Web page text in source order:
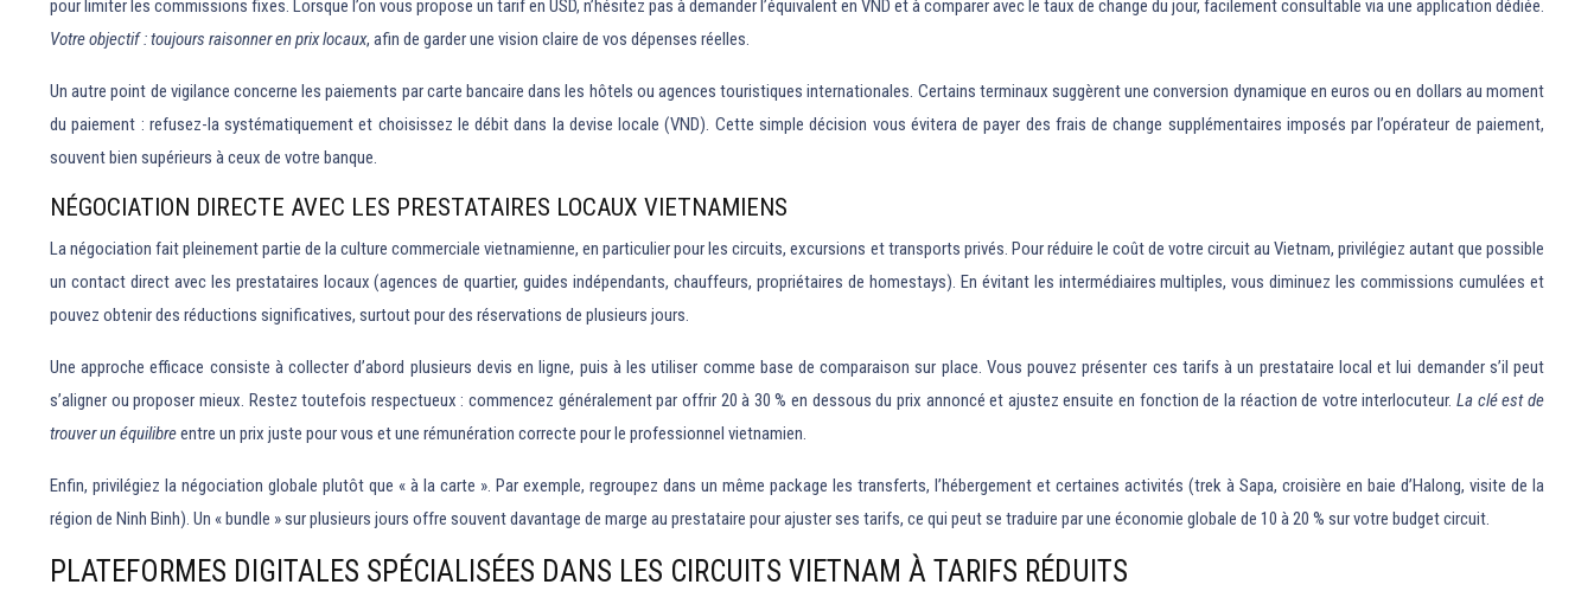
pour limiter les commissions fixes. Lorsque l’on vous propose un tarif en USD, n’hésitez pas à demander l’équivalent en VND et à comparer avec le taux de change du jour, facilement consultable via une application dédiée.
Votre objectif : toujours raisonner en prix locaux, afin de garder une vision claire de vos dépenses réelles.
Un autre point de vigilance concerne les paiements par carte bancaire dans les hôtels ou agences touristiques internationales. Certains terminaux suggèrent une conversion dynamique en euros ou en dollars au moment
du paiement : refusez-la systématiquement et choisissez le débit dans la devise locale (VND). Cette simple décision vous évitera de payer des frais de change supplémentaires imposés par l’opérateur de paiement,
souvent bien supérieurs à ceux de votre banque.
NÉGOCIATION DIRECTE AVEC LES PRESTATAIRES LOCAUX VIETNAMIENS
La négociation fait pleinement partie de la culture commerciale vietnamienne, en particulier pour les circuits, excursions et transports privés. Pour réduire le coût de votre circuit au Vietnam, privilégiez autant que possible
un contact direct avec les prestataires locaux (agences de quartier, guides indépendants, chauffeurs, propriétaires de homestays). En évitant les intermédiaires multiples, vous diminuez les commissions cumulées et
pouvez obtenir des réductions significatives, surtout pour des réservations de plusieurs jours.
Une approche efficace consiste à collecter d’abord plusieurs devis en ligne, puis à les utiliser comme base de comparaison sur place. Vous pouvez présenter ces tarifs à un prestataire local et lui demander s’il peut
s’aligner ou proposer mieux. Restez toutefois respectueux : commencez généralement par offrir 20 à 30 % en dessous du prix annoncé et ajustez ensuite en fonction de la réaction de votre interlocuteur.La clé est de
trouver un équilibreentre un prix juste pour vous et une rémunération correcte pour le professionnel vietnamien.
Enfin, privilégiez la négociation globale plutôt que « à la carte ». Par exemple, regroupez dans un même package les transferts, l’hébergement et certaines activités (trek à Sapa, croisière en baie d’Halong, visite de la
région de Ninh Binh). Un « bundle » sur plusieurs jours offre souvent davantage de marge au prestataire pour ajuster ses tarifs, ce qui peut se traduire par une économie globale de 10 à 20 % sur votre budget circuit.
PLATEFORMES DIGITALES SPÉCIALISÉES DANS LES CIRCUITS VIETNAM À TARIFS RÉDUITS